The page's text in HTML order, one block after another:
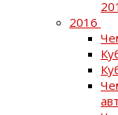
2016